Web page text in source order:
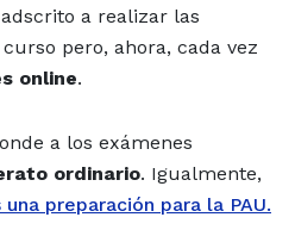
a realizar las
pero, ahora, cada vez
online.
a los exámenes
ordinario. Igualmente,
una preparación para la PAU.